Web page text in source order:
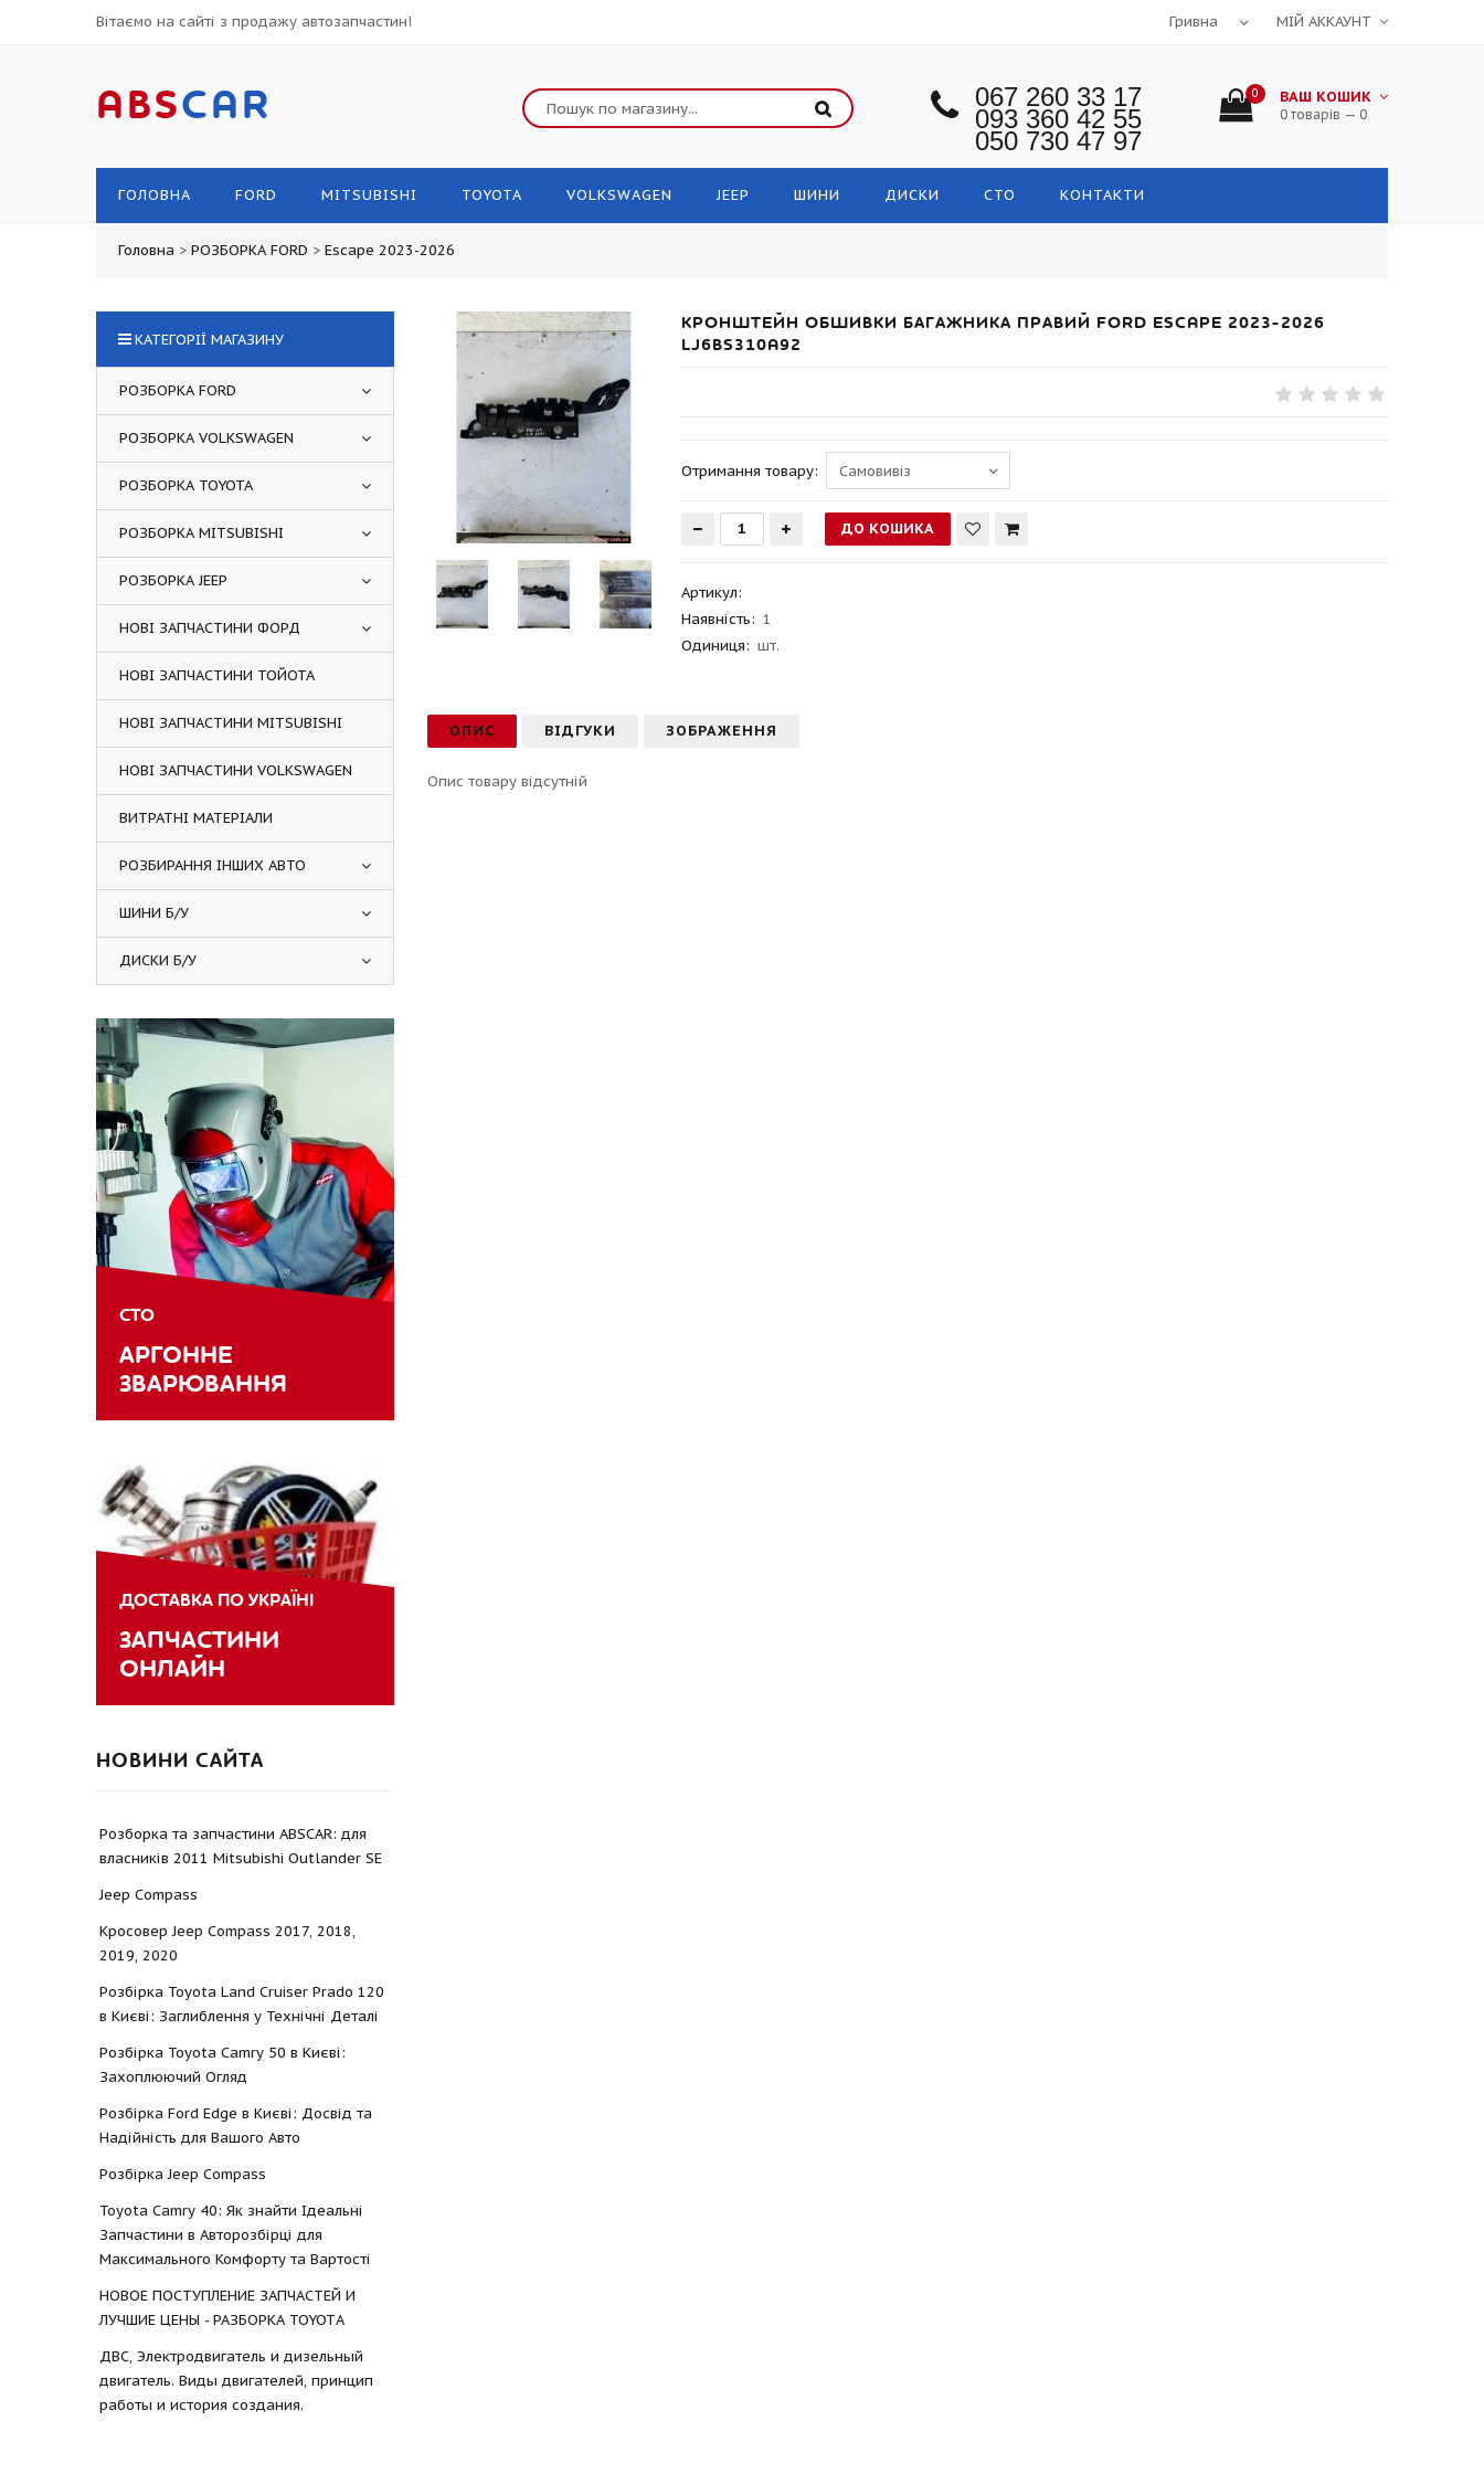
Вітаємо на сайті з продажу автозапчастин! МІЙ АККАУНТ
ABSCAR 067 260 33 17
093 360 42 55
050 730 47 97
0 ВАШ КОШИК
0 товарів — 0
ГОЛОВНА FORD MITSUBISHI TOYOTA VOLKSWAGEN JEEP ШИНИ ДИСКИ СТО КОНТАКТИ
Головна > РОЗБОРКА FORD > Escape 2023-2026
КРОНШТЕЙН ОБШИВКИ БАГАЖНИКА ПРАВИЙ FORD ESCAPE 2023-2026
LJ6BS310A92
Отримання товару:
Артикул:
Наявність: 1
Одиниця: шт.
ОПИС ВІДГУКИ ЗОБРАЖЕННЯ
Опис товару відсутній
КАТЕГОРІЇ МАГАЗИНУ
РОЗБОРКА FORD
РОЗБОРКА VOLKSWAGEN
РОЗБОРКА TOYOTA
РОЗБОРКА MITSUBISHI
РОЗБОРКА JEEP
НОВІ ЗАПЧАСТИНИ ФОРД
НОВІ ЗАПЧАСТИНИ ТОЙОТА
НОВІ ЗАПЧАСТИНИ MITSUBISHI
НОВІ ЗАПЧАСТИНИ VOLKSWAGEN
ВИТРАТНІ МАТЕРІАЛИ
РОЗБИРАННЯ ІНШИХ АВТО
ШИНИ Б/У
ДИСКИ Б/У
СТО
АРГОННЕ
ЗВАРЮВАННЯ
ДОСТАВКА ПО УКРАЇНІ
ЗАПЧАСТИНИ
ОНЛАЙН
НОВИНИ САЙТА
Розборка та запчастини ABSCAR: для
власників 2011 Mitsubishi Outlander SE
Jeep Compass
Кросовер Jeep Compass 2017, 2018,
2019, 2020
Розбірка Toyota Land Cruiser Prado 120
в Києві: Заглиблення у Технічні Деталі
Розбірка Toyota Camry 50 в Києві:
Захоплюючий Огляд
Розбірка Ford Edge в Києві: Досвід та
Надійність для Вашого Авто
Розбірка Jeep Compass
Toyota Camry 40: Як знайти Ідеальні
Запчастини в Авторозбірці для
Максимального Комфорту та Вартості
НОВОЕ ПОСТУПЛЕНИЕ ЗАПЧАСТЕЙ И
ЛУЧШИЕ ЦЕНЫ - РАЗБОРКА TOYOTА
ДВС, Электродвигатель и дизельный
двигатель. Виды двигателей, принцип
работы и история создания.